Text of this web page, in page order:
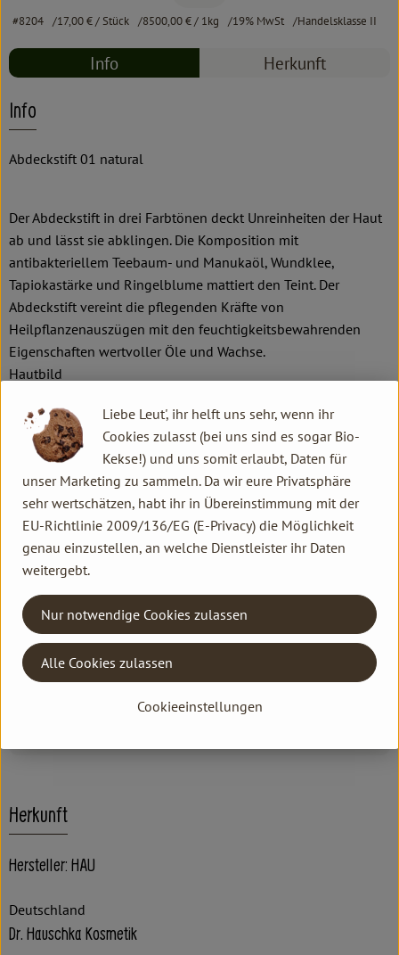
#8204 17,00 €/ Stück 8500,00 €/ 1kg 19% MwSt Handelsklasse II
Info Herkunft
Info
Abdeckstift 01 natural
Der Abdeckstift in drei Farbtönen deckt Unreinheiten der Haut
ab und lässt sie abklingen. Die Komposition mit
antibakteriellem Teebaum- und Manukaöl, Wundklee,
Tapiokastärke und Ringelblume mattiert den Teint. Der
Abdeckstift vereint die pflegenden Kräfte von
Heilpflanzenauszügen mit den feuchtigkeitsbewahrenden
Eigenschaften wertvoller Öle und Wachse.
Hautbild
Bei den ersten Anzeichen von Unreinheiten mehrmals täglich
punktuell auftragen. Die Ränder zart ausstreichen.
Jojobaöl, Olivenöl, Tapiokastärke, Rizinusöl, Bienenwachs,
Wollwachs, Palmöl, Candelillawachs, Carnaubawachs, Auszüge
aus Rosenblüten und Karotte, Ätherische Öle, Auszüge aus
Wundklee und Ringelblume, Aprikosenkernöl, Vitamin E,
Teebaumöl, Manukaöl, Vitamin-C-Dipalmitat, Kieselsäure,
Eisenoxide, Titandioxid, Ultramarin, Zinkoxid.
Produktinformationen
Herkunft
Hersteller: HAU
Deutschland
Dr. Hauschka Kosmetik
Liebe Leut', ihr helft uns sehr, wenn ihr
Cookies zulasst (bei uns sind es sogar Bio-
Kekse!) und uns somit erlaubt, Daten für
unser Marketing zu sammeln. Da wir eure Privatsphäre
sehr wertschätzen, habt ihr in Übereinstimmung mit der
EU-Richtlinie 2009/136/EG (E-Privacy) die Möglichkeit
genau einzustellen, an welche Dienstleister ihr Daten
weitergebt.
Cookieeinstellungen
Nur notwendige Cookies zulassen
Alle Cookies zulassen